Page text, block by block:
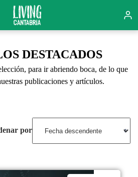
DESTACADOS
para ir abriendo boca, de lo que
publicaciones y artículos.
por